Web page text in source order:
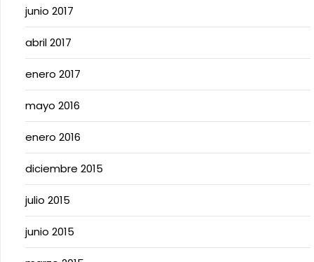
junio 2017
abril 2017
enero 2017
mayo 2016
enero 2016
diciembre 2015
julio 2015
junio 2015